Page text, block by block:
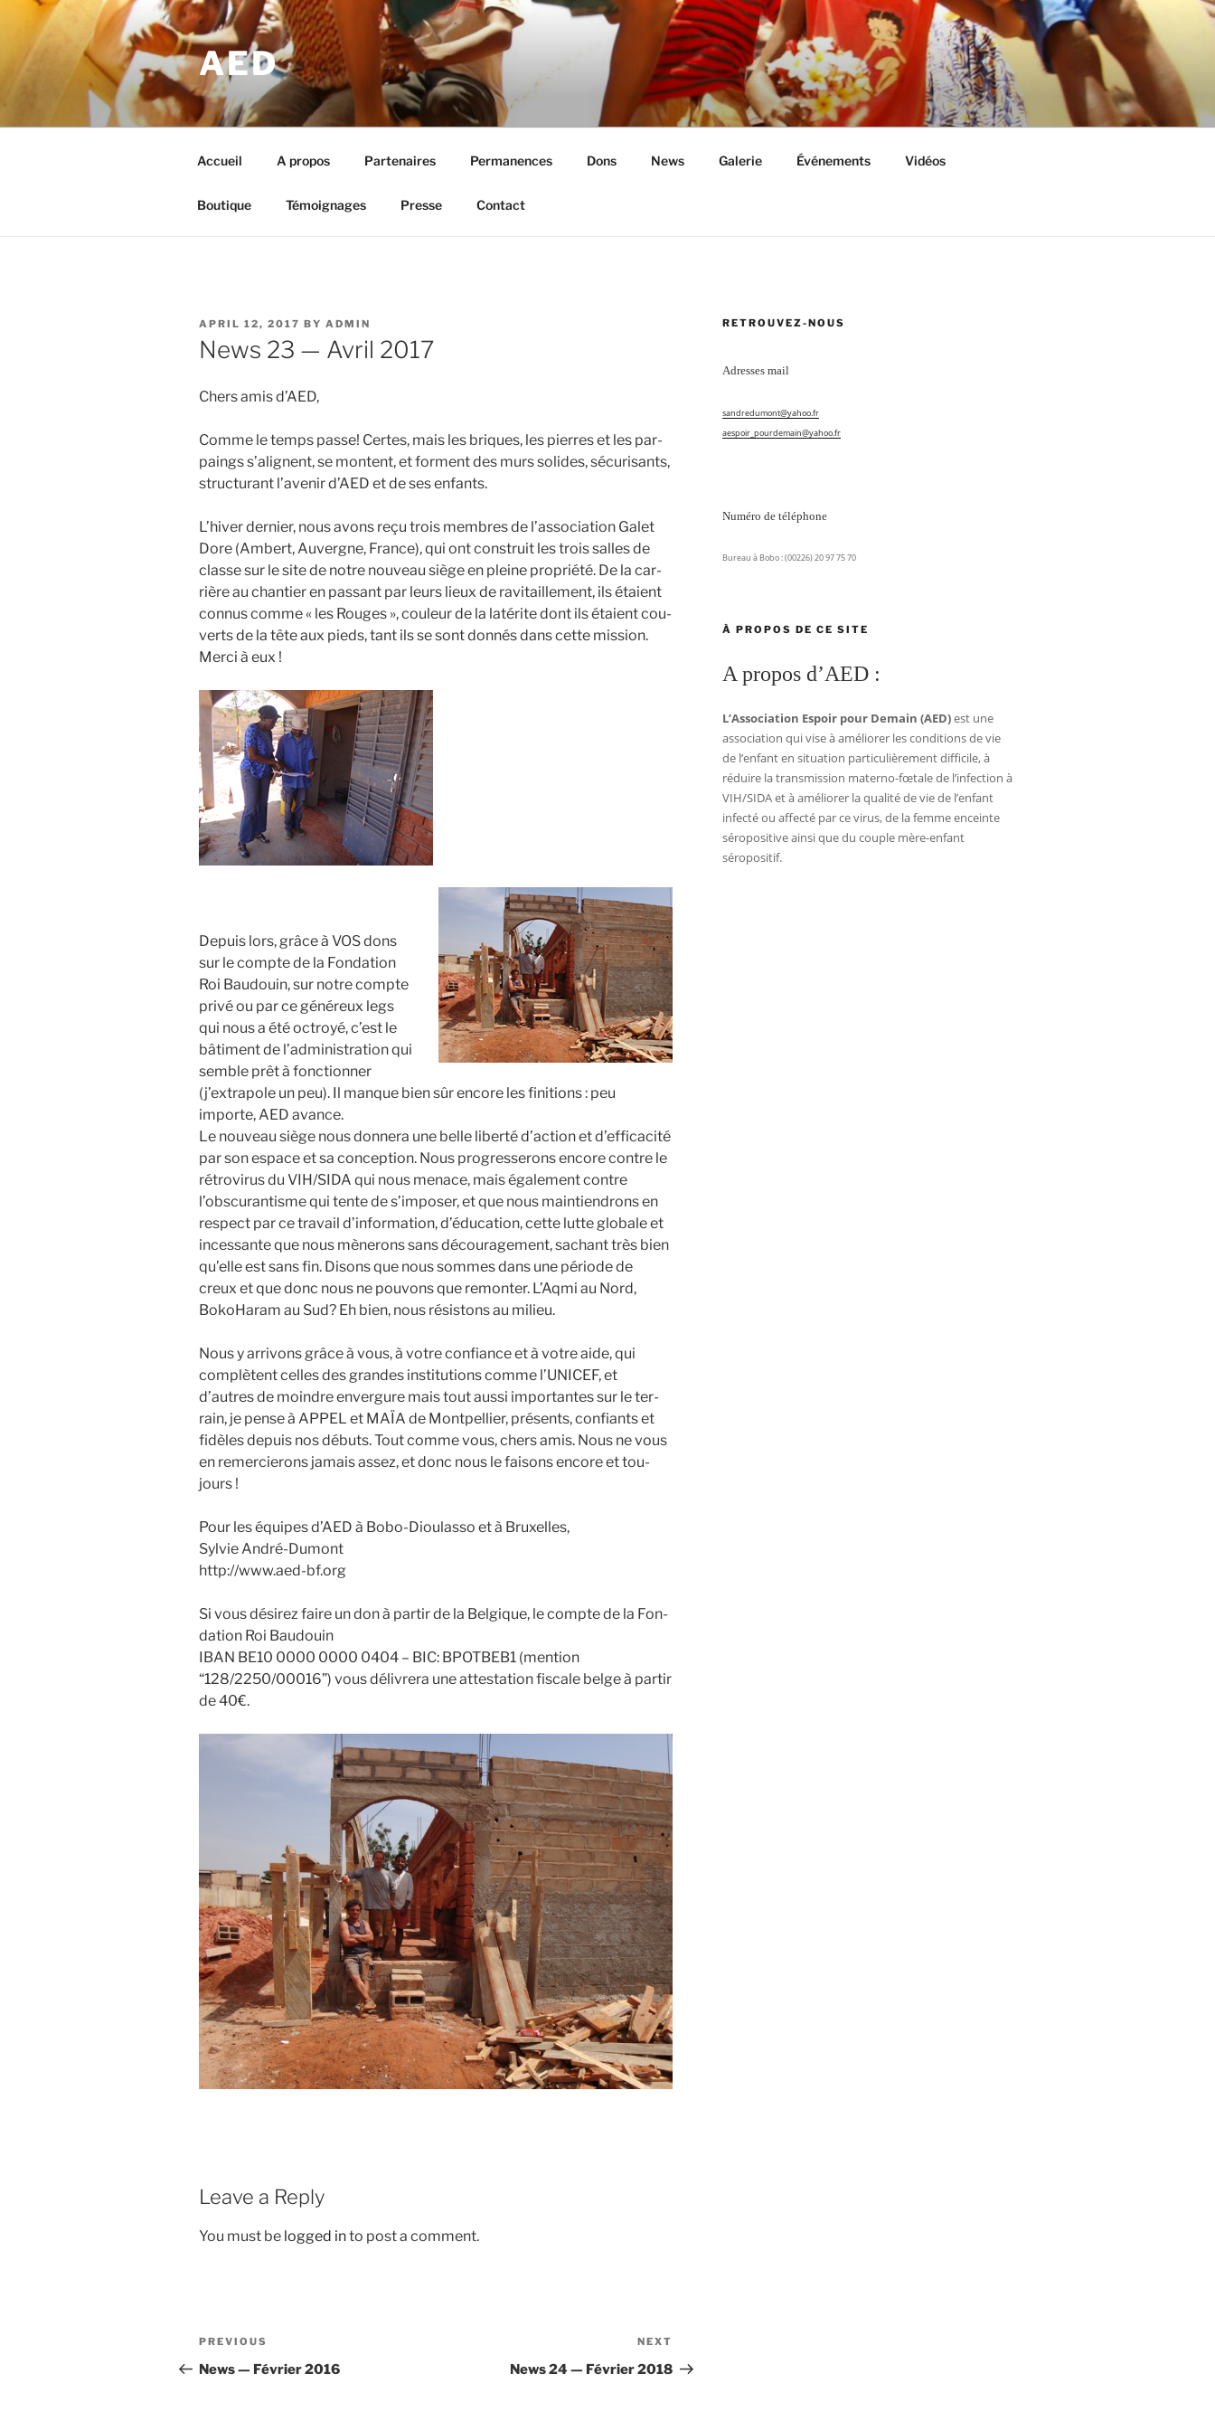
content
AED
Accueil A propos Partenaires Permanences Dons News Galerie Événements Vidéos
Boutique Témoignages Presse Contact
POSTED
ON
APRIL 12, 2017 BY ADMIN
News 23 — Avril 2017
Chers amis d’AED,
Comme le temps passe! Certes, mais les briques, les pierres et les par­
paings s’alignent, se montent, et forment des murs solides, sécu­ri­sants,
struc­tu­rant l’avenir d’AED et de ses enfants.
L’hiver der­nier, nous avons reçu trois membres de l’association Galet
Dore (Ambert, Auvergne, France), qui ont construit les trois salles de
classe sur le site de notre nou­veau siège en pleine pro­prié­té. De la car­
rière au chan­tier en pas­sant par leurs lieux de ravi­taille­ment, ils étaient
connus comme « les Rouges », cou­leur de la laté­rite dont ils étaient cou­
verts de la tête aux pieds, tant ils se sont don­nés dans cette mis­sion.
Mer­ci à eux !
Depuis lors, grâce à VOS dons
sur le compte de la Fon­da­tion
Roi Bau­douin, sur notre compte
pri­vé ou par ce géné­reux legs
qui nous a été octroyé, c’est le
bâti­ment de l’administration qui
semble prêt à fonc­tion­ner
(j’extrapole un peu). Il manque bien sûr encore les fini­tions : peu
importe, AED avance.
Le nou­veau siège nous don­ne­ra une belle liber­té d’action et d’efficacité
par son espace et sa concep­tion. Nous pro­gres­se­rons encore contre le
rétro­vi­rus du VIH/SIDA qui nous menace, mais éga­le­ment contre
l’obscurantisme qui tente de s’imposer, et que nous main­tien­drons en
res­pect par ce tra­vail d’information, d’éducation, cette lutte glo­bale et
inces­sante que nous mène­rons sans décou­ra­ge­ment, sachant très bien
qu’elle est sans fin. Disons que nous sommes dans une période de
creux et que donc nous ne pou­vons que remon­ter. L’Aqmi au Nord,
Boko­Ha­ram au Sud? Eh bien, nous résis­tons au milieu.
Nous y arri­vons grâce à vous, à votre confiance et à votre aide, qui
com­plètent celles des grandes ins­ti­tu­tions comme l’UNICEF, et
d’autres de moindre enver­gure mais tout aus­si impor­tantes sur le ter­
rain, je pense à APPEL et MAÏA de Mont­pel­lier, pré­sents, confiants et
fidèles depuis nos débuts. Tout comme vous, chers amis. Nous ne vous
en remer­cie­rons jamais assez, et donc nous le fai­sons encore et tou­
jours !
Pour les équipes d’AED à Bobo-Diou­las­so et à Bruxelles,
​Syl­vie André-Dumont
http://www.aed-bf.org
Si vous dési­rez faire un don à par­tir de la Bel­gique, le compte de la Fon­
da­tion Roi Bau­douin
IBAN BE10 0000 0000 0404 – BIC: BPOTBEB1 (men­tion
“128/2250/00016”) vous déli­vre­ra une attes­ta­tion fis­cale belge à par­tir
de 40€.
Leave a Reply
You must be logged into post a comment.
Post
navigation
Previous
Post
PREVIOUS
News — Février 2016
Post
NEXT
News 24 — Février 2018
RETROUVEZ-NOUS
Adresses mail
sandredumont@yahoo.fr
aespoir_pourdemain@yahoo.fr
Numéro de téléphone
Bureau à Bobo : (00226) 20 97 75 70
À PROPOS DE CE SITE
A propos d’AED :
L’Association Espoir pour Demain (AED)est une
asso­cia­tion qui vise à amé­lio­rer les condi­tions de vie
de l’enfant en situa­tion par­ti­cu­liè­re­ment dif­fi­cile, à
réduire la trans­mis­sion mater­no-fœtale de l’infection à
VIH/SIDA et à amé­lio­rer la qua­li­té de vie de l’enfant
infec­té ou affec­té par ce virus, de la femme enceinte
séro­po­si­tive ain­si que du couple mère-enfant
séropositif.